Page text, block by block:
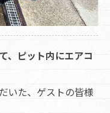
、ピット内にエアコ
いた、ゲストの皆様